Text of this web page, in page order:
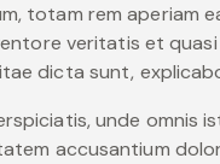
totam rem aperiam
veritatis et
dicta sunt,
unde omnis
accusantium